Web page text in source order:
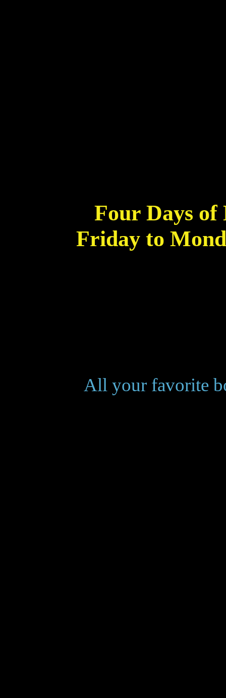
Four Days of
Friday to
All your favorite